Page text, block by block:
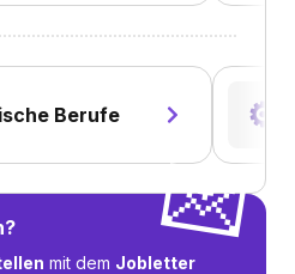
Berufe ⚙️
💌
mit dem Jobletter